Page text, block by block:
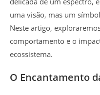
uma visão, mas um
Neste artigo,
comportamento e o
ecossistema.
O Encantamento